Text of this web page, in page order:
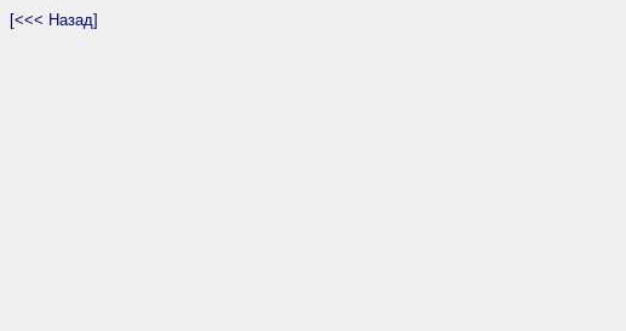
[<<< Назад]